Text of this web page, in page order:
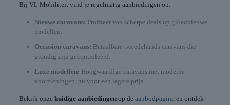
Bij VL Mobiliteit vind je regelmatig aanbiedingen op:
Nieuwe caravans: Profiteer van scherpe deals op gloednieuwe
modellen.
Occasion caravans: Betaalbare tweedehands caravans die
grondig zijn gecontroleerd.
Luxe modellen: Hoogwaardige caravans met moderne
voorzieningen, nu voor een lagere prijs.
Bekijk onze huidige aanbiedingenop de aanbodpagina en ontdek